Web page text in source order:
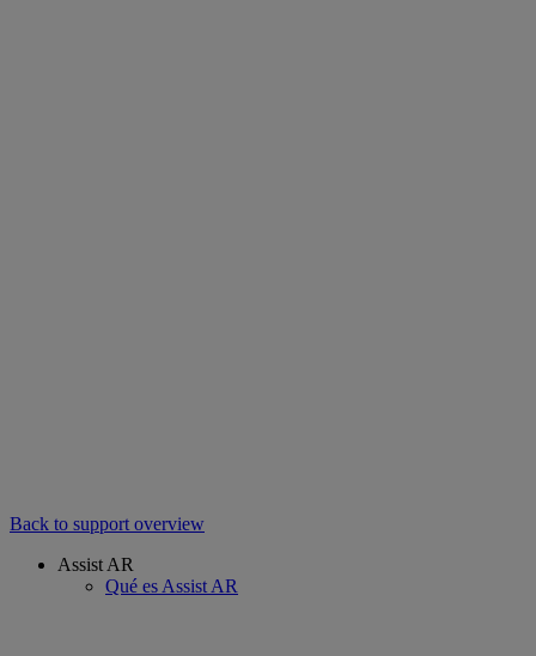
Back to support overview
Assist AR
Qué es Assist AR